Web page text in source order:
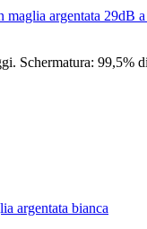
Schermatura: